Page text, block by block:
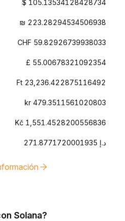
$ 105.13534128428734
₪ 223.28294534506938
CHF 59.82926739938033
£ 55.00678321092354
Ft 23,236.422875116492
kr 479.3511561020803
Kč 1,551.4528200556836
د.إ 271.8771720001935
Solana?